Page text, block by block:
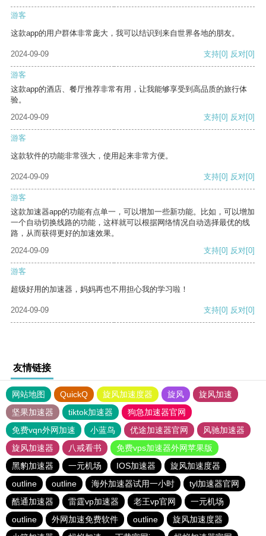
游客
这款app的用户群体非常庞大，我可以结识到来自世界各地的朋友。
2024-09-09 支持[0] 反对[0]
游客
这款app的酒店、餐厅推荐非常有用，让我能够享受到高品质的旅行体
验。
2024-09-09
支持[0] 反对[0]
游客
这款软件的功能非常强大，使用起来非常方便。
2024-09-09 支持[0] 反对[0]
游客
这款加速器app的功能有点单一，可以增加一些新功能。比如，可以增加
一个自动切换线路的功能，这样就可以根据网络情况自动选择最优的线
路，从而获得更好的加速效果。
2024-09-09
支持[0] 反对[0]
游客
超级好用的加速器，妈妈再也不用担心我的学习啦！
2024-09-09 支持[0] 反对[0]
友情链接
网站地图 QuickQ 旋风加速度器 旋风
旋风加速
坚果加速器
tiktok加速器
狗急加速器官网
免费vqn外网加速
小蓝鸟 优途加速器官网
风驰加速器
旋风加速器
八戒看书
免费vps加速器外网苹果版
黑豹加速器
一元机场 IOS加速器
旋风加速度器
outline
outline 海外加速器试用一小时
tyl加速器官网
酷通加速器
雷霆vp加速器 老王vp官网
一元机场
outline
外网加速免费软件 outline
旋风加速度器